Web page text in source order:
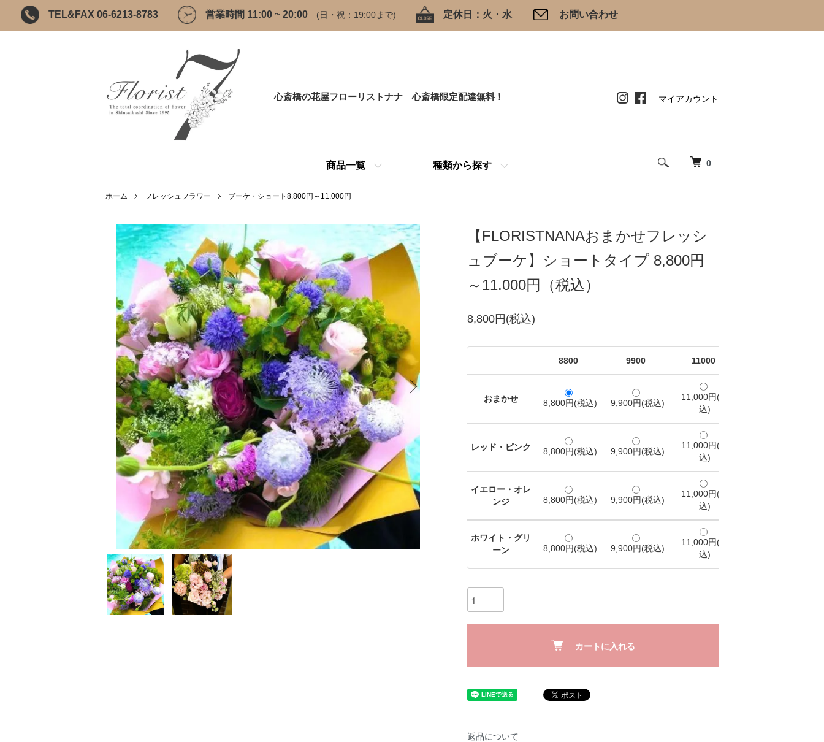
TEL&FAX 06-6213-8783 営業時間 11:00 ~ 20:00 (日・祝：19:00まで) 定休日：火・水 お問い合わせ
心斎橋の花屋フローリストナナ 心斎橋限定配達無料！
0
商品一覧 種類から探す
マイアカウント
ホーム フレッシュフラワー ブーケ・ショート8.800円～11.000円
【FLORISTNANAおまかせフレッシ
ュブーケ】ショートタイプ 8,800円
～11.000円（税込）
8,800円(税込)
8800 9900 11000
おまかせ 8,800円(税込) 9,900円(税込)
11,000円(税
込)
レッド・ピンク 8,800円(税込) 9,900円(税込)
11,000円(税
込)
イエロー・オレ
ンジ
8,800円(税込) 9,900円(税込)
11,000円(税
込)
ホワイト・グリ
ーン
8,800円(税込) 9,900円(税込)
11,000円(税
込)
カートに入れる
返品について